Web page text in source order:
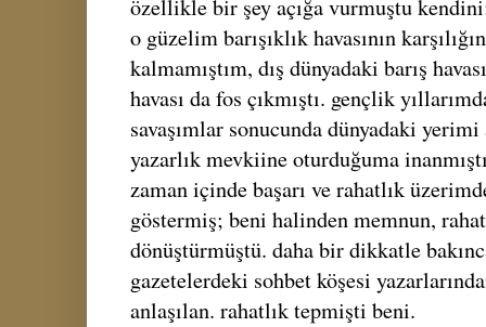
özellikle bir şey açığa vurmuştu
o güzelim barışıklık havasının
kalmamıştım, dış dünyadaki barış
havası da fos çıkmıştı. gençlik
savaşımlar sonucunda dünyadaki
yazarlık mevkiine oturduğuma
zaman içinde başarı ve rahatlık
göstermiş; beni halinden memnun,
dönüştürmüştü. daha bir dikkatle
gazetelerdeki sohbet köşesi
anlaşılan. rahatlık tepmişti beni.